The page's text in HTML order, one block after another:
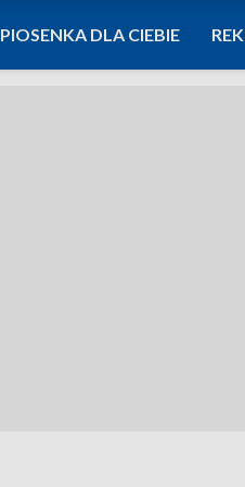
PIOSENKA DLA CIEBIE